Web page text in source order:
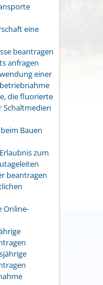
eine
beantragen
anfragen
einer
die fluorierte
Schaltmedien
Bauen
zum
beantragen
Online-